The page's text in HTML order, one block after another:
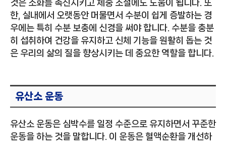
것은 소화를 촉진시키고 체중 조절에도 도움이 됩니다. 또
한, 실내에서 오랫동안 머물면서 수분이 쉽게 증발하는 경
우에는 특히 수분 보충에 신경을 써야 합니다. 수분을 충분
히 섭취하여 건강을 유지하고 신체 기능을 원활히 돕는 것
은 우리의 삶의 질을 향상시키는 데 중요한 역할을 합니다.
유산소 운동
유산소 운동은 심박수를 일정 수준으로 유지하면서 꾸준한
운동을 하는 것을 말합니다. 이 운동은 혈액순환을 개선하